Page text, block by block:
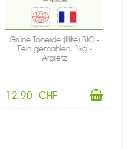
Grüne Tonerde (Illite) BIO -
Fein gemahlen, 1kg -
Argiletz
12,90 CHF